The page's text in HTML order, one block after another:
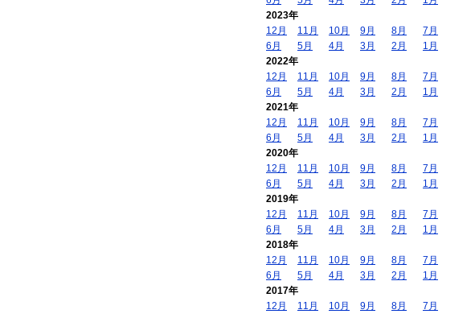
2023年
12月
11月 10月 9月 8月
7月
6月
5月 4月 3月 2月
1月
2022年
12月
11月 10月 9月 8月
7月
6月
5月 4月 3月 2月
1月
2021年
12月
11月 10月 9月 8月
7月
6月
5月 4月 3月 2月
1月
2020年
12月
11月 10月 9月 8月
7月
6月
5月 4月 3月 2月
1月
2019年
12月
11月 10月 9月 8月
7月
6月
5月 4月 3月 2月
1月
2018年
12月
11月 10月 9月 8月
7月
6月
5月 4月 3月 2月
1月
2017年
12月
11月 10月 9月 8月
7月